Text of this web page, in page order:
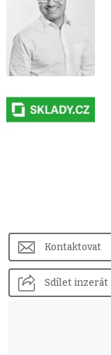
Kontaktovat
Sdílet inzerát